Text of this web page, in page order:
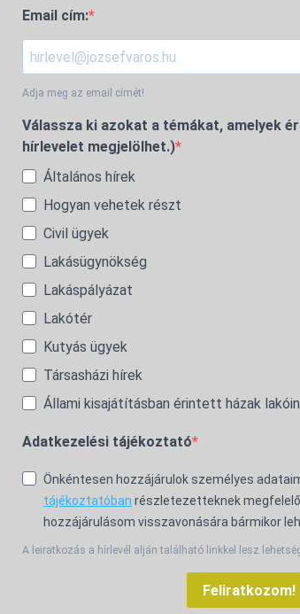
Email cím:
Adja meg az email címét!
Válassza ki azokat a témákat, amelyek
hírlevelet megjelölhet.)
Általános hírek
Hogyan vehetek részt
Civil ügyek
Lakásügynökség
Lakáspályázat
Lakótér
Kutyás ügyek
Társasházi hírek
Állami kisajátításban érintett házak
Adatkezelési tájékoztató
Önkéntesen hozzájárulok személyes
tájékoztatóban részletezetteknek
hozzájárulásom visszavonására bármikor
A leiratkozás a hírlevél alján található linkkel lesz
Feliratkozom!